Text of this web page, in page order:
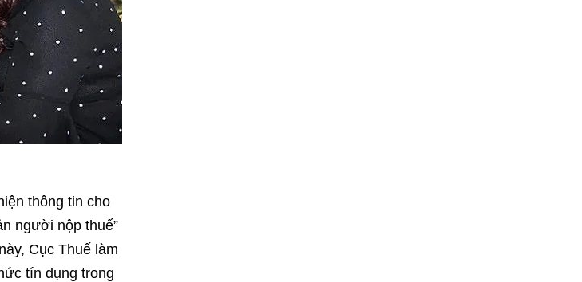
thông tin cho
người nộp thuế”
Cục Thuế làm
tín dụng trong